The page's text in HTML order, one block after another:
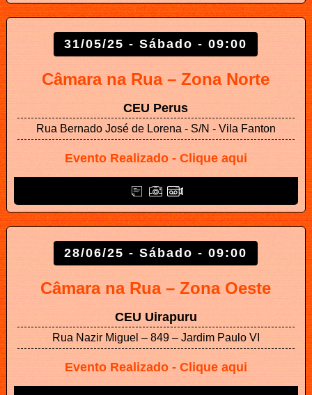
31/05/25 - Sábado - 09:00
Câmara na Rua – Zona Norte
CEU Perus
Rua Bernado José de Lorena - S/N - Vila Fanton
Evento Realizado - Clique aqui
28/06/25 - Sábado - 09:00
Câmara na Rua – Zona Oeste
CEU Uirapuru
Rua Nazir Miguel – 849 – Jardim Paulo VI
Evento Realizado - Clique aqui